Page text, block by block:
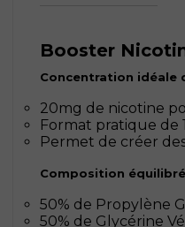
Booster
Concentration idéale
20mg de nicotine
Format pratique de
Permet de créer
Composition
50% de Propylène
50% de Glycérine